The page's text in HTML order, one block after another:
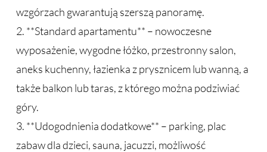
wzgórzach gwarantują szerszą panoramę.
2. **Standard apartamentu** – nowoczesne
wyposażenie, wygodne łóżko, przestronny salon,
aneks kuchenny, łazienka z prysznicem lub wanną, a
także balkon lub taras, z którego można podziwiać
góry.
3. **Udogodnienia dodatkowe** – parking, plac
zabaw dla dzieci, sauna, jacuzzi, możliwość